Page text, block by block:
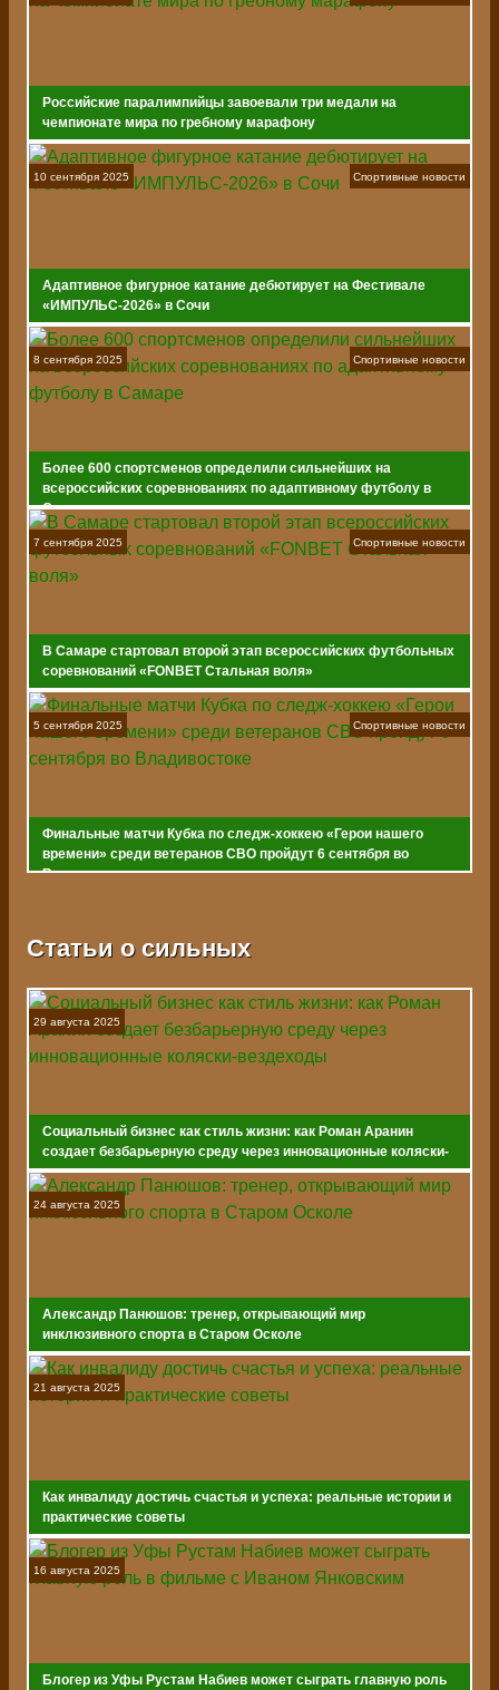
Российские паралимпийцы завоевали три медали на
чемпионате мира по гребному марафону
10 сентября 2025
Адаптивное фигурное катание дебютирует на Фестивале
«ИМПУЛЬС-2026» в Сочи
Спортивные новости
8 сентября 2025
Более 600 спортсменов определили сильнейших на
всероссийских соревнованиях по адаптивному футболу в
Самаре
Спортивные новости
7 сентября 2025
В Самаре стартовал второй этап всероссийских футбольных
соревнований «FONBET Стальная воля»
Спортивные новости
5 сентября 2025
Финальные матчи Кубка по следж-хоккею «Герои нашего
времени» среди ветеранов СВО пройдут 6 сентября во
Владивостоке
Спортивные новости
Статьи о сильных
29 августа 2025
Социальный бизнес как стиль жизни: как Роман Аранин
создает безбарьерную среду через инновационные коляски-
вездеходы
24 августа 2025
Александр Панюшов: тренер, открывающий мир
инклюзивного спорта в Старом Осколе
21 августа 2025
Как инвалиду достичь счастья и успеха: реальные истории и
практические советы
16 августа 2025
Блогер из Уфы Рустам Набиев может сыграть главную роль